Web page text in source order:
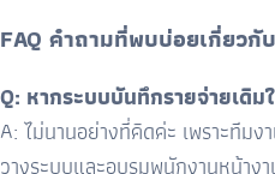
FAQ คำถามที่พบบ่อยเกี่ยว
Q: หากระบบบันทึกรายจ่ายเดิ
A: ไม่นานอย่างที่คิดค่ะ เพราะทีม
วางระบบและอบรมพนักงานหน้าง